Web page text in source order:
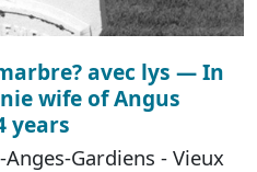
avec lys — In
wife of Angus
years
Gardiens - Vieux